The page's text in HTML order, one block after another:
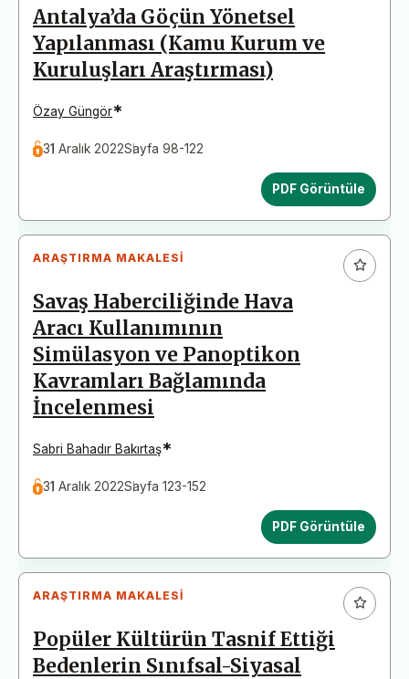
Antalya’da Göçün Yönetsel
Yapılanması (Kamu Kurum ve
Kuruluşları Araştırması)
Özay Güngör*
31 Aralık 2022Sayfa 98-122
PDF Görüntüle
ARAŞTIRMA MAKALESI
Savaş Haberciliğinde Hava
Aracı Kullanımının
Simülasyon ve Panoptikon
Kavramları Bağlamında
İncelenmesi
Sabri Bahadır Bakırtaş*
31 Aralık 2022Sayfa 123-152
PDF Görüntüle
ARAŞTIRMA MAKALESI
Popüler Kültürün Tasnif Ettiği
Bedenlerin Sınıfsal-Siyasal